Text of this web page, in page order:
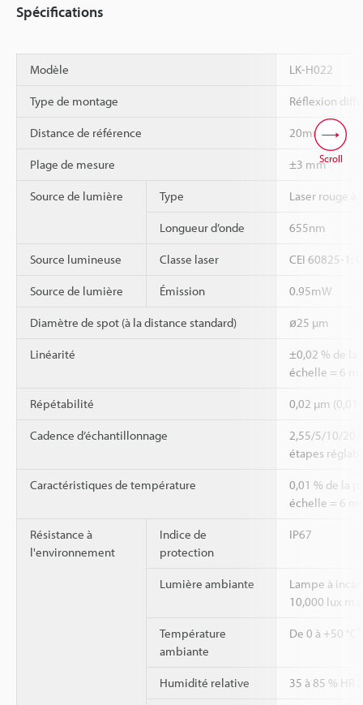
Spécifications
Modèle LK-H022
Type de montage Réflexion
Distance de référence 20mm
Plage de mesure ±3 mm*1
Source de lumière Type Laser rouge
Longueur d’onde 655nm
Source lumineuse Classe laser CEI 60825-1:
Source de lumière Émission 0.95mW
Diamètre de spot (à la distance standard) ø25 µm
Linéarité
±0,02 % de
échelle = 6
Répétabilité 0,02 µm (0,01
Cadence d’échantillonnage
2,55/5/10/20/
étapes
Caractéristiques de température
0,01 % de la
échelle = 6
Résistance à
l'environnement
Indice de
protection
IP67
Lumière ambiante
Lampe à
10,000 lux
Température
ambiante
De 0 à +50 °C
Humidité relative 35 à 85 % HR
Scroll